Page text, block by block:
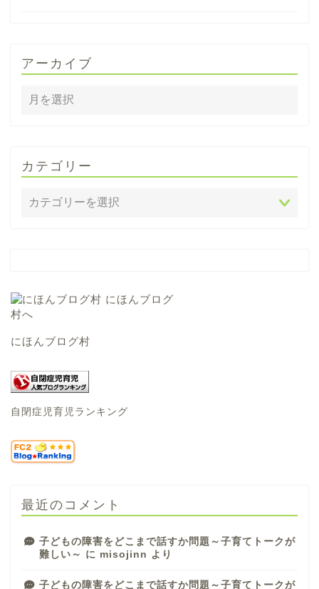
アーカイブ
カテゴリー
にほんブログ村
自閉症児育児ランキング
最近のコメント
子どもの障害をどこまで話すか問題～子育てトークが
難しい～ に misojinn より
子どもの障害をどこまで話すか問題～子育てトークが